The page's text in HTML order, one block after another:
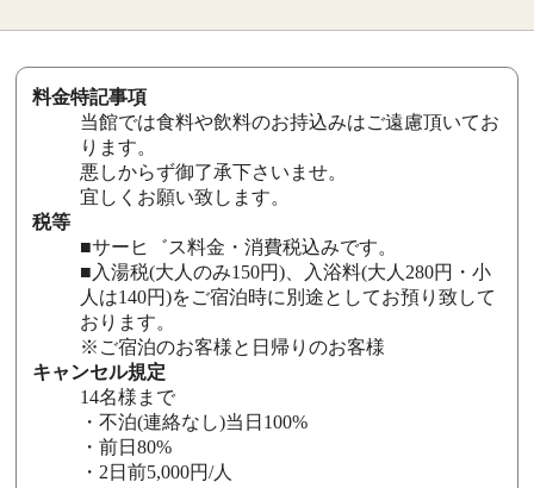
料金特記事項
当館では食料や飲料のお持込みはご遠慮頂いてお
ります。
悪しからず御了承下さいませ。
宜しくお願い致します。
税等
■サーヒ゛ス料金・消費税込みです。
■入湯税(大人のみ150円)、入浴料(大人280円・小
人は140円)をご宿泊時に別途としてお預り致して
おります。
※ご宿泊のお客様と日帰りのお客様
キャンセル規定
14名様まで
・不泊(連絡なし)当日100%
・前日80%
・2日前5,000円/人